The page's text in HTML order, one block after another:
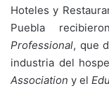
Hoteles y
Puebla
Professional, que
industria del
Association y el